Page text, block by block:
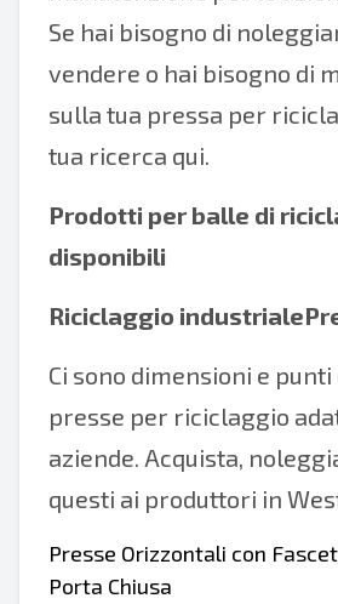
Se hai bisogno di
vendere o hai bisogno di
sulla tua pressa per
tua ricerca qui.
Prodotti per balle di
disponibili
Riciclaggio
Ci sono dimensioni e
presse per riciclaggio
aziende. Acquista,
questi ai produttori in
Presse Orizzontali con
Porta Chiusa